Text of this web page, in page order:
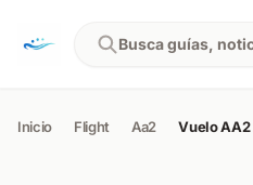
Busca guías,
Inicio Flight Aa2 Vuelo AA2